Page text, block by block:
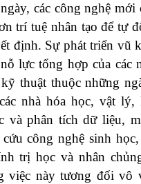
các công nghệ
trí tuệ nhân tạo để tự
định. Sự phát triển vũ
lực tổng hợp của các
thuật thuộc những
nhà hóa học, vật
và phân tích dữ liệu,
công nghệ sinh
trị học và nhân
việc này tương đối vô